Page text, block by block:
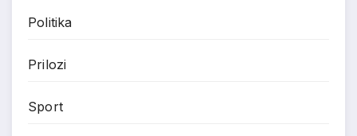
Politika
Prilozi
Sport